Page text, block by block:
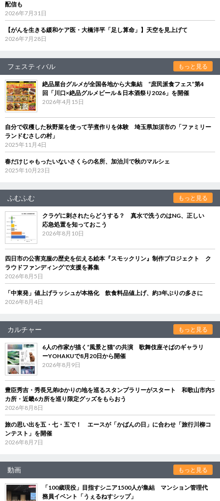
配信も
2026年7月31日
【がんを生きる緩和ケア医・大橋洋平「足し算命」】天空を見上げて
2026年7月28日
フェスティバル もっと見る
絶品屋台グルメが全国各地から大集結 “庶民派食フェス”第4
回「川口×絶品グルメビール＆日本酒祭り2026」を開催
2026年4月15日
自分で収穫した秋野菜を使って芋煮作りを体験 埼玉県加須市の「ファミリー
ランドむさしの村」
2025年11月4日
春だけじゃもったいないさくらの名所、加治川で秋のマルシェ
2025年10月23日
ふむふむ もっと見る
クラゲに刺されたらどうする？ 真水で洗うのはNG、正しい
応急処置を知っておこう
2026年8月10日
四日市の公害克服の歴史を伝える絵本『スモックリン』制作プロジェクト ク
ラウドファンディングで支援を募集
2026年8月5日
「中東発」値上げラッシュが本格化 飲食料品値上げ、約3年ぶりの多さに
2026年8月4日
カルチャー もっと見る
6人の作家が描く“風景と猫”の共演 歌舞伎座そばのギャラリ
ーYOHAKUで8月20日から開催
2026年8月9日
豊臣秀吉・秀長兄弟ゆかりの地を巡るスタンプラリーがスタート 和歌山市内5
カ所・近畿6カ所を巡り限定グッズをもらおう
2026年8月8日
旅の思い出を五・七・五で！ エースが「かばんの日」に合わせ「旅行川柳コ
ンテスト」を開催
2026年8月7日
動画 もっと見る
「100歳現役」目指すシニア1500人が集結 マンション管理代
務員イベント「うぇるねすシップ」